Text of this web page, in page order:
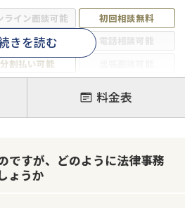
ライン面談可能
初回相談無料
時以降電話可能
電話相談可能
分割払い可能
時効援用
過払い金返還請求
住宅ローン
きを読む
料金表
ですが、どのように法律事務
ょうか